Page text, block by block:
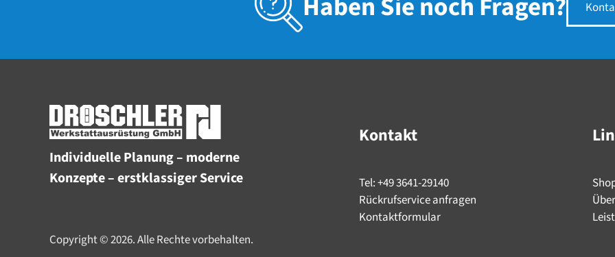
Haben Sie noch Fragen?
Individuelle Planung – moderne
Konzepte – erstklassiger Service
Kontakt
Tel: +49 3641-29140
Rückrufservice anfragen
Kontaktformular
Copyright © 2026. Alle Rechte vorbehalten.